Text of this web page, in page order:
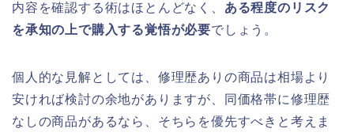
内容を確認する術はほとんどなく、 ある程度のリスク
を承知の上で購入する覚悟が必要でしょう。
個人的な見解としては、修理歴ありの商品は相場より
安ければ検討の余地がありますが、同価格帯に修理歴
なしの商品があるなら、そちらを優先すべきと考えま